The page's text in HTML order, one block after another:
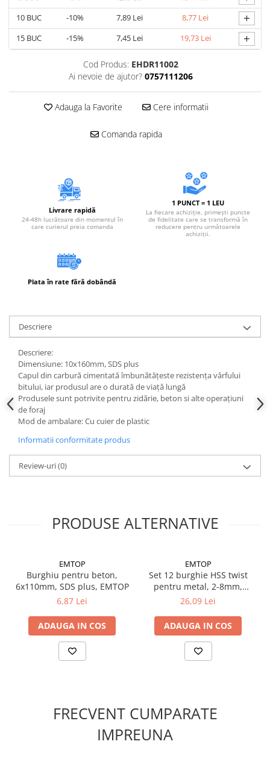
Accesorii electrice
Amestecatoare electrice
Scule de mana
Ciocane si topoare
Cuttere, cutite si foarfece
Accesorii si consumabile
Organizatoare
Accesorii unelte
Unelte electrice speciale
Instrumente de masurat si trasat
Rulete
Suruburi, cuie, dibluri si alte
elemente de fixare
Dibluri
Dibluri cu surub
Dibluri cui percutie
Dibluri cu carlig
Dibluri pentru gips-carton
Dibluri pentru lemn
Suruburi autoforante
Suruburi pentru tabla
Ancore mecanice
Cuie constructii
Finisaje si amenajari interioare
Accesorii gips carton
10BUC -10% 7,89 Lei 8,77 Lei +
15BUC -15% 7,45 Lei 19,73 Lei +
Cod Produs: EHDR11002
Ai nevoie de ajutor? 0757111206
Adauga la Favorite Cere informatii
Comanda rapida
Livrare rapidă
24-48h lucrătoare din momentul în
care curierul preia comanda
1 PUNCT = 1 LEU
La fiecare achiziție, primești puncte
de fidelitate care se transformă în
reducere pentru următoarele
achiziții.
Plata în rate fără dobândă
Descriere
Descriere:
Dimensiune: 10x160mm, SDS plus
Capul din carbură cimentată îmbunătățeste rezistența vârfului
bitului, iar produsul are o durată de viață lungă
Produsele sunt potrivite pentru zidărie, beton si alte operațiuni
de foraj
Mod de ambalare: Cu cuier de plastic
Informatii conformitate produs
Review-uri(0)
PRODUSE ALTERNATIVE
EMTOP
Burghiu pentru beton,
6x110mm, SDS plus, EMTOP
6,87 Lei
ADAUGA IN COS
EMTOP
Set 12 burghie HSS twist
pentru metal, 2-8mm,
EMTOP
26,09 Lei
ADAUGA IN COS
FRECVENT CUMPARATE
IMPREUNA